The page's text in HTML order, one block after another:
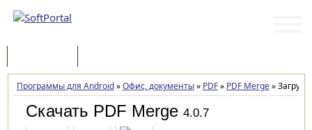
Программы для Android»Офис, документы» PDF» PDF Merge»
Скачать PDF Merge 4.0.7